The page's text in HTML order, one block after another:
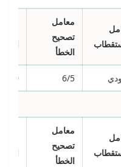
معامل
تصحيح
الخطأ
6/5
معامل
تصحيح
الخطأ